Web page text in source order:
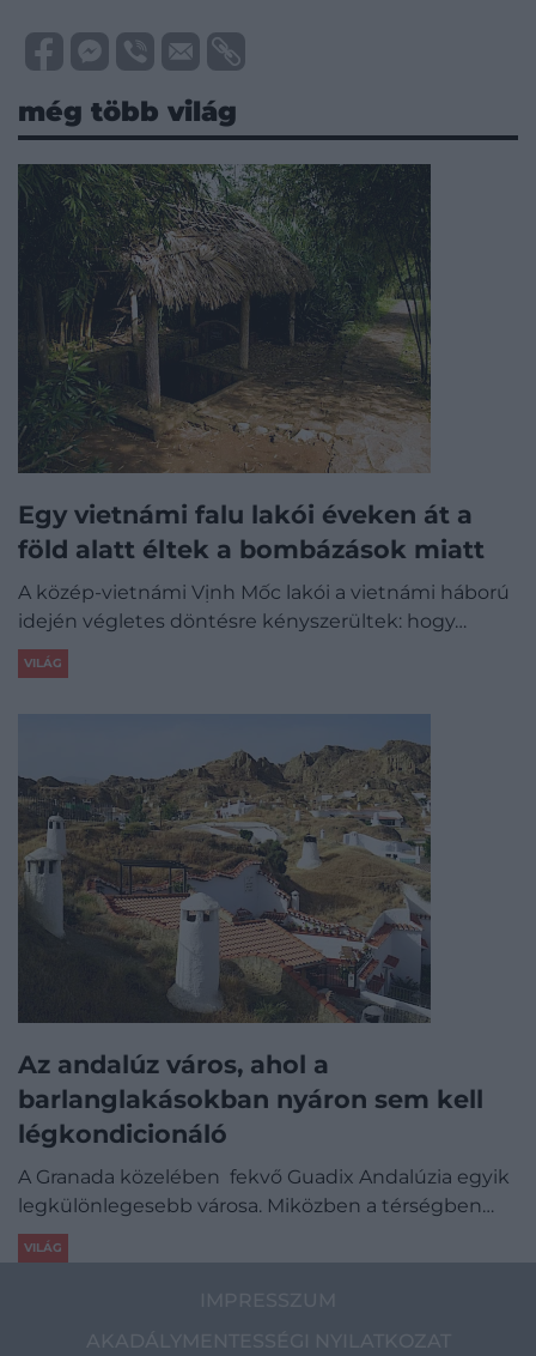
még több világ
Egy vietnámi falu lakói éveken át a
föld alatt éltek a bombázások miatt
A közép-vietnámi Vịnh Mốc lakói a vietnámi háború
idején végletes döntésre kényszerültek: hogy…
VILÁG
Az andalúz város, ahol a
barlanglakásokban nyáron sem kell
légkondicionáló
A Granada közelében fekvő Guadix Andalúzia egyik
legkülönlegesebb városa. Miközben a térségben…
VILÁG